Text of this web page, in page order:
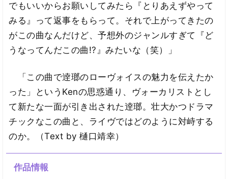
でもいいからお願いしてみたら『とりあえずやって
みる』って返事をもらって。それで上がってきたの
がこの曲なんだけど、予想外のジャンルすぎて『ど
うなってんだこの曲!?』みたいな（笑）」
「この曲で逹瑯のローヴォイスの魅力を伝えたか
った」というKenの思惑通り、ヴォーカリストとし
て新たな一面が引き出された逹瑯。壮大かつドラマ
チックなこの曲と、ライヴではどのように対峙する
のか。（Text by 樋口靖幸）
作品情報